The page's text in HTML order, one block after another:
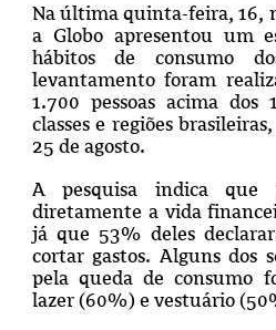
Na última quinta-feira, 16,
a Globo apresentou um
hábitos de consumo
levantamento foram
1.700 pessoas acima dos
classes e regiões
25 de agosto.
A pesquisa indica que
diretamente a vida
já que 53% deles
cortar gastos. Alguns dos
pela queda de consumo
lazer (60%) e vestuário